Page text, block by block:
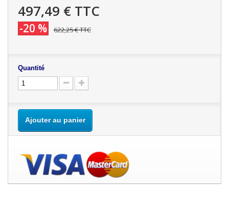
497,49 € TTC
-20 % 622,25 €TTC
Quantité
Ajouter au panier